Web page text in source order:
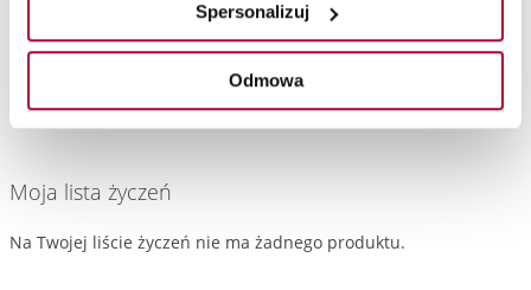
Spersonalizuj
Odmowa
Moja lista życzeń
Na Twojej liście życzeń nie ma żadnego produktu.